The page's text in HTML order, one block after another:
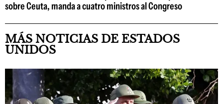
sobre Ceuta, manda a cuatro ministros al Congreso
MÁS NOTICIAS DE ESTADOS
UNIDOS